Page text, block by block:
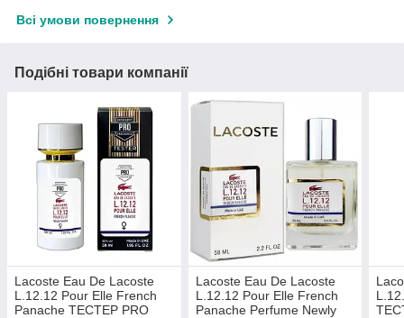
Всі умови повернення
Подібні товари компанії
Lacoste Eau De Lacoste
L.12.12 Pour Elle French
Panache ТЕСТЕР PRO
Lacoste Eau De Lacoste
L.12.12 Pour Elle French
Panache Perfume Newly